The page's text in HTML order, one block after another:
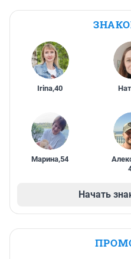
Irina,40
Марина,54
Начать